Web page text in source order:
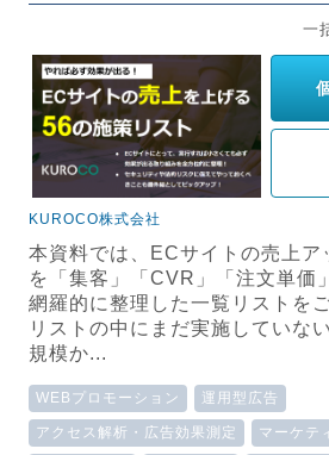
一
KUROCO株式会社
本資料では、ECサイトの売上ア
を「集客」「CVR」「注文単価
網羅的に整理した一覧リストを
リストの中にまだ実施していな
規模か...
WEBプロモーション 運用型広告
アクセス解析・広告効果測定 マーケテ